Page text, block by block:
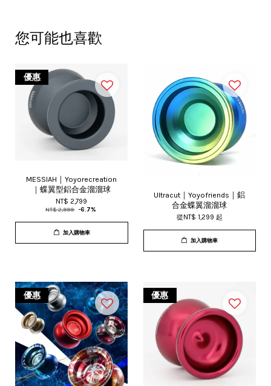
您可能也喜歡
優惠
MESSIAH｜Yoyorecreation
｜蝶翼型鋁合金溜溜球
NT$ 2,799
NT$ 2,999 -6.7%
加入購物車
Ultracut｜Yoyofriends｜鋁
合金蝶翼溜溜球
從NT$ 1,299 起
加入購物車
優惠 優惠